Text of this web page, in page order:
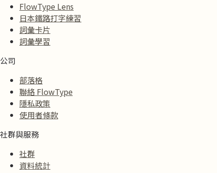
FlowType Lens
日本鐵路打字練習
詞彙卡片
詞彙學習
公司
部落格
聯絡 FlowType
隱私政策
使用者條款
社群與服務
社群
資料統計